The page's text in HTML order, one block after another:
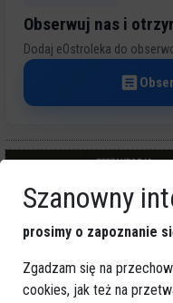
Obserwuj nas i
Dodaj eOstroleka do
Więcej o:pijana matka,
Szanowny
prosimy o zapoznanie
Zgadzam się na
cookies, jak też na